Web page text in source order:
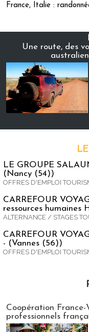
France, Italie :
Une route, des
LE GROUPE
(Nancy (54))
OFFRES D'EMPLOI
CARREFOUR
ressources humaines
ALTERNANCE / STAGES
CARREFOUR
- (Vannes (56))
OFFRES D'EMPLOI
Coopération
professionnels